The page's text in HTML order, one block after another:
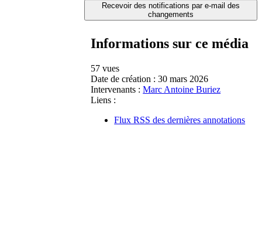
Recevoir des notifications par e-mail des
changements
Informations sur ce média
57 vues
Date de création : 30 mars 2026
Intervenants : Marc Antoine Buriez
Liens :
Flux RSS des dernières annotations